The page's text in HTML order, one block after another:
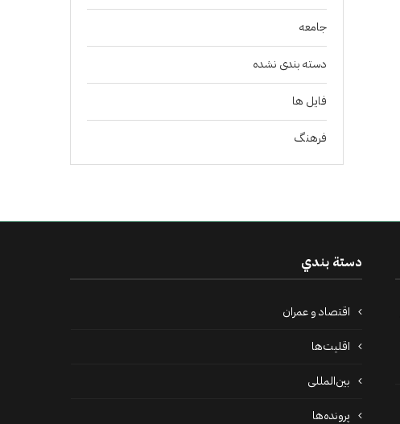
جامعه
دسته بندی نشده
فايل ها
فرهنگ
دستة بندي
اقتصاد و عمران
اقلیت‌ها
بین‌المللی
پرونده‌ها